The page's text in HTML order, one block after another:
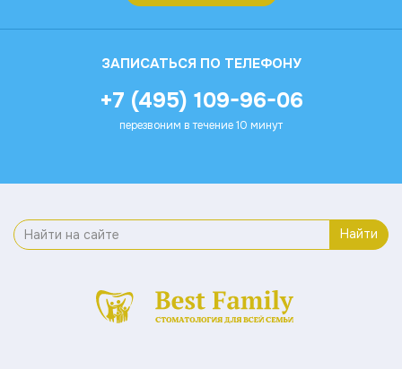
ЗАПИСАТЬСЯ ПО ТЕЛЕФОНУ
+7 (495) 109-96-06
перезвоним в течение 10 минут
Найти